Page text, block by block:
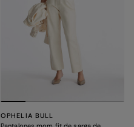
OPHELIA BULL